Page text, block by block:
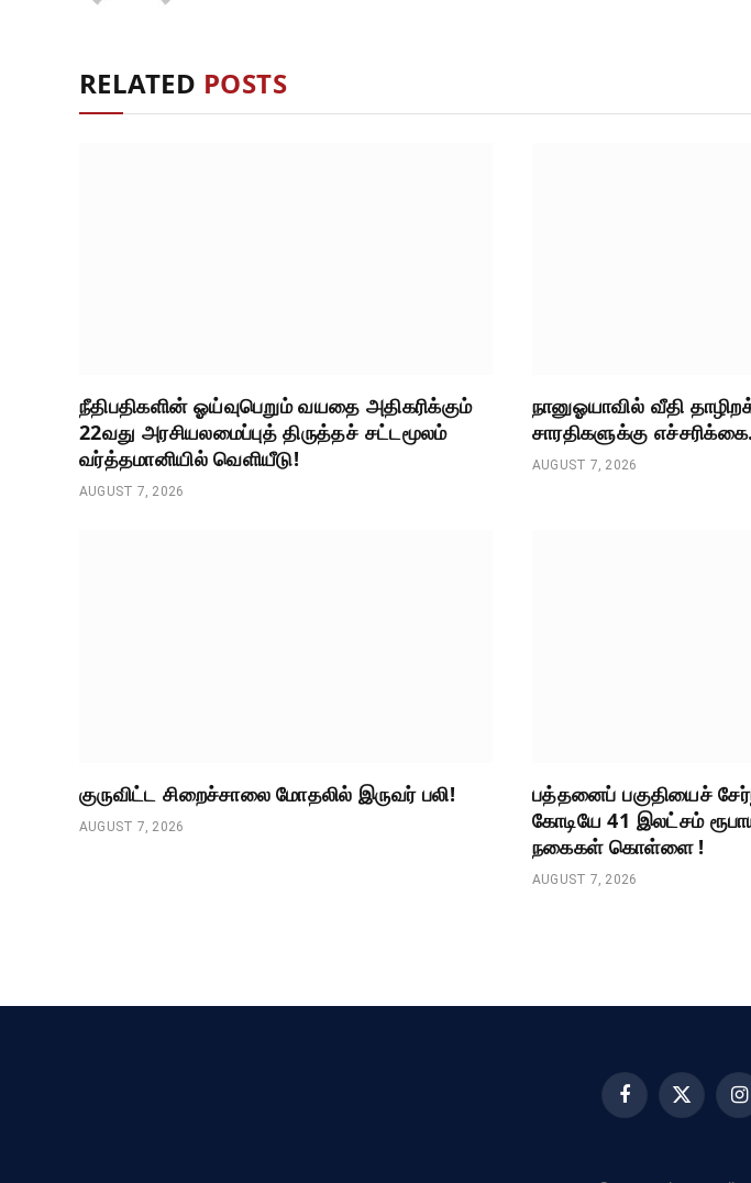
RELATED POSTS
நீதிபதிகளின் ஓய்வுபெறும் வயதை அதிகரிக்கும்
22வது அரசியலமைப்புத் திருத்தச் சட்டமூலம்
வர்த்தமானியில் வெளியீடு!
AUGUST 7, 2026
நானுஓயாவில் வீதி
சாரதிகளுக்கு எச்சரிக்கை.
AUGUST 7, 2026
குருவிட்ட சிறைச்சாலை மோதலில் இருவர் பலி!
AUGUST 7, 2026
பத்தனைப் பகுதியைச்
கோடியே 41 இலட்சம்
நகைகள் கொள்ளை !
AUGUST 7, 2026
FacebookX
(Twitter)